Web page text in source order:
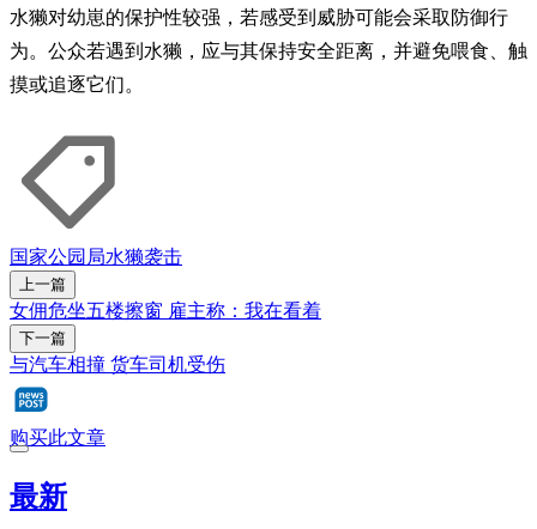
水獭对幼崽的保护性较强，若感受到威胁可能会采取防御行
为。公众若遇到水獭，应与其保持安全距离，并避免喂食、触
摸或追逐它们。
国家公园局水獭袭击
上一篇
女佣危坐五楼擦窗 雇主称：我在看着
下一篇
与汽车相撞 货车司机受伤
购买此文章
最新